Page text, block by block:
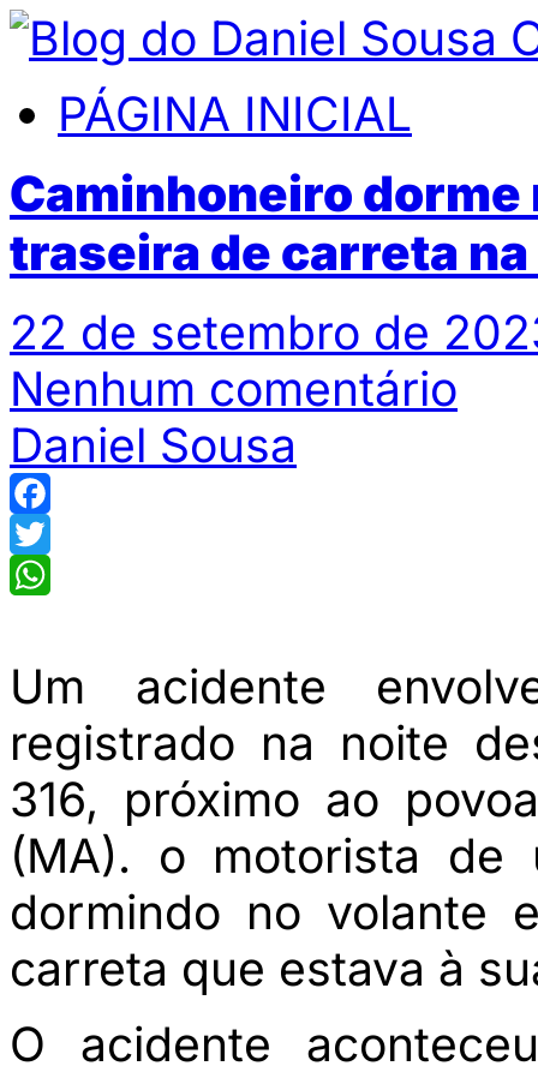
PÁGINA INICIAL
Caminhoneiro dorme
traseira de carreta na
22 de setembro de
Nenhum comentário
Daniel Sousa
Facebook
Twitter
Um acidente
registrado na noite
316, próximo ao
(MA). o motorista de
dormindo no volante
carreta que estava à
O acidente